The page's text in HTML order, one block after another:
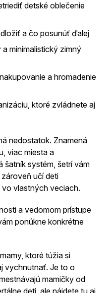
detské oblečenie
a čo posunúť ďalej
minimalistický zimný
a hromadenie
ktoré zvládnete aj
nedostatok. Znamená
viac miesta a
šatník systém, šetrí vám
zároveň učí deti
vlastných veciach.
a vedomom prístupe
ponúkne konkrétne
ktoré túžia si
vychnutnať. Je to o
mamičky od
deti, ale nájdete tu aj